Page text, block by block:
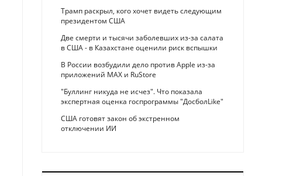
Трамп раскрыл, кого хочет видеть следующим
президентом США
Две смерти и тысячи заболевших из-за салата
в США - в Казахстане оценили риск вспышки
В России возбудили дело против Apple из-за
приложений MAX и RuStore
"Буллинг никуда не исчез". Что показала
экспертная оценка госпрограммы "ДосболLike"
США готовят закон об экстренном
отключении ИИ